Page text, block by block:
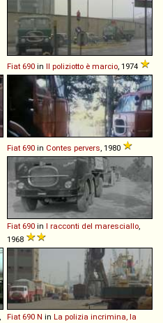
Fiat 690 in Il poliziotto è marcio , 1974
Fiat 690 in Contes pervers , 1980
Fiat 690 in I racconti del maresciallo
1968
,
Fiat 690 N in La polizia incrimina, la